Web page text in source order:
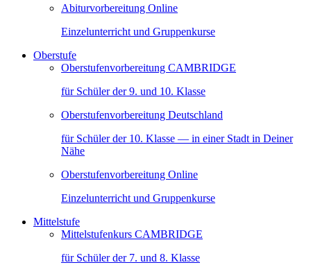
Abiturvorbereitung Online
Einzelunterricht und Gruppenkurse
Oberstufe
Oberstufenvorbereitung CAMBRIDGE
für Schüler der 9. und 10. Klasse
Oberstufenvorbereitung Deutschland
für Schüler der 10. Klasse — in einer Stadt in Deiner
Nähe
Oberstufenvorbereitung Online
Einzelunterricht und Gruppenkurse
Mittelstufe
Mittelstufenkurs CAMBRIDGE
für Schüler der 7. und 8. Klasse